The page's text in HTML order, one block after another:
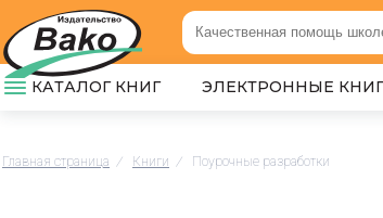
КАТАЛОГ КНИГ ЭЛЕКТРОННЫЕ
Главная страница / Книги / Поурочные разработки